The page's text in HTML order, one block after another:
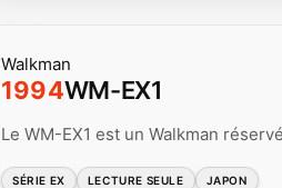
Walkman
1994WM-EX1
Le WM-EX1 est un Walkman
SÉRIE EX LECTURE SEULE JAPON